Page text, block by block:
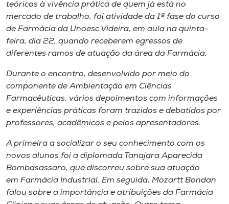
Unoesc
Store
Selecione
o idioma
A-
teóricos à vivência prática de quem já está no
mercado de trabalho, foi atividade da 1ª fase do curso
de Farmácia da Unoesc Videira, em aula na quinta-
feira, dia 22, quando receberem egressos de
diferentes ramos de atuação da área da Farmácia.
Durante o encontro, desenvolvido por meio do
componente de Ambientação em Ciências
Farmacêuticas, vários depoimentos com informações
e experiências práticas foram trazidos e debatidos por
professores, acadêmicos e pelos apresentadores.
A primeira a socializar o seu conhecimento com os
novos alunos foi a diplomada Tanajara Aparecida
Bombasassaro, que discorreu sobre sua atuação
em Farmácia Industrial. Em seguida, Mozartt Bondan
falou sobre a importância e atribuições da Farmácia